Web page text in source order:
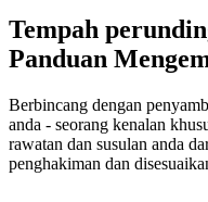
Tempah
Panduan
Berbincang dengan
anda - seorang kenalan
rawatan dan susulan anda
penghakiman dan